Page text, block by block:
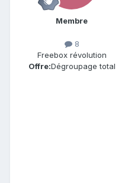
Membre
8
Freebox révolution
Offre:Dégroupage total